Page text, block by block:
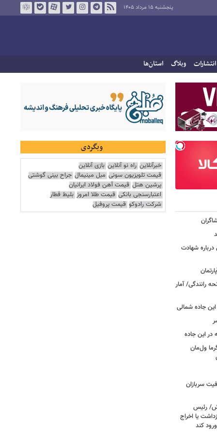
پنجشنبه ۱۵ مرداد ۱۴۰۵
انتشارات وبلاگ استان‌ها
شهادت
رانندگی/ آمار
جاده شمالی
ول‌مان
سربازان
رئیس
یا اخراج
کند
وبگردی
خبرآنلاین راه نو آنلاین بازی آنلاین
قیمت تلویزیون سونی مبل مینیمال جراح بینی گوشتی
پرشین هتل قیمت آهن فولاد ایرانیان
اعتبارسنجی بانکی قیمت طلا امروز بلیط قطار
شرکت رادوکو قیمت پروفیل